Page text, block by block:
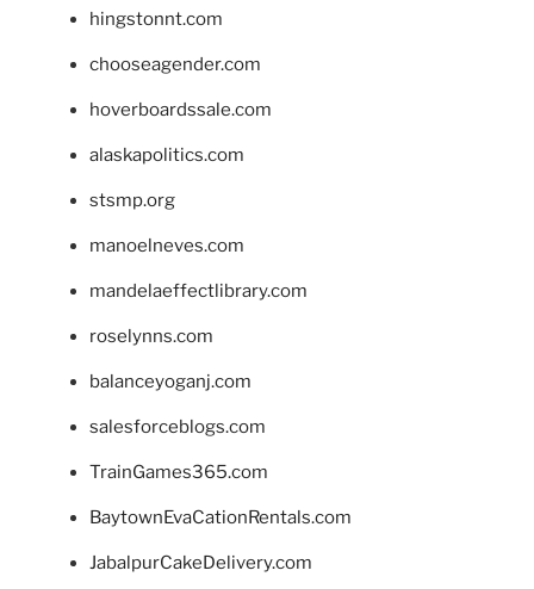
hingstonnt.com
chooseagender.com
hoverboardssale.com
alaskapolitics.com
stsmp.org
manoelneves.com
mandelaeffectlibrary.com
roselynns.com
balanceyoganj.com
salesforceblogs.com
TrainGames365.com
BaytownEvaCationRentals.com
JabalpurCakeDelivery.com